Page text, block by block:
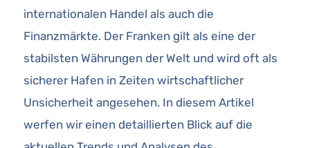
internationalen Handel als auch die
Finanzmärkte. Der Franken gilt als eine der
stabilsten Währungen der Welt und wird oft als
sicherer Hafen in Zeiten wirtschaftlicher
Unsicherheit angesehen. In diesem Artikel
werfen wir einen detaillierten Blick auf die